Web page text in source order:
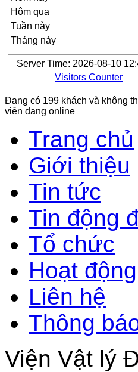
Hôm qua
Tuần này
Tháng này
Server Time: 2026-08-10
Visitors Counter
Đang có 199 khách và không
viên đang online
Trang chủ
Giới thiệu
Tin tức
Tin động
Tổ chức
Hoạt động
Liên hệ
Thông
Viện Vật lý